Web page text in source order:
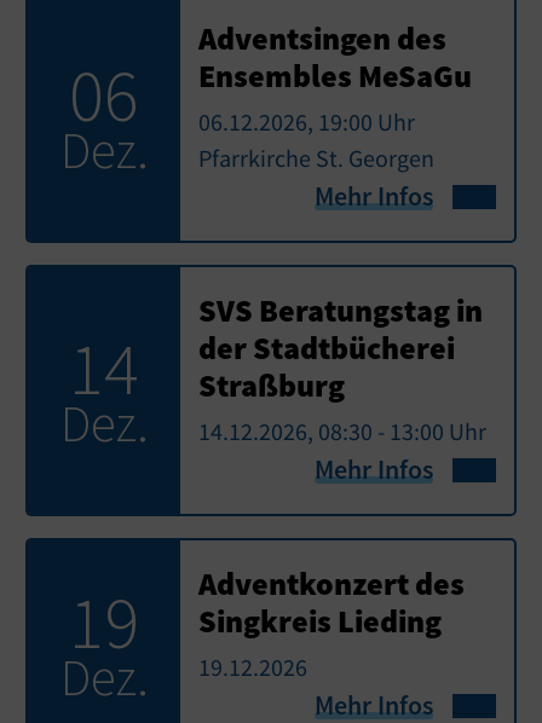
06
Dez.
Adventsingen des
Ensembles MeSaGu
06.12.2026, 19:00 Uhr
Pfarrkirche St. Georgen
Mehr Infos
14
Dez.
SVS Beratungstag in
der Stadtbücherei
Straßburg
14.12.2026, 08:30 - 13:00 Uhr
Mehr Infos
19
Dez.
Adventkonzert des
Singkreis Lieding
19.12.2026
Mehr Infos